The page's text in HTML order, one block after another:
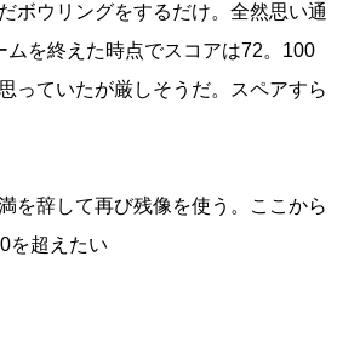
ボウリングをするだけ。全然思い通
ムを終えた時点でスコアは72。100
っていたが厳しそうだ。スペアすら
を辞して再び残像を使う。ここから
を超えたい